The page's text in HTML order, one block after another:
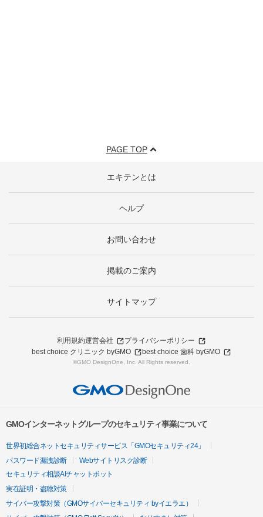
PAGE TOP
エキテンとは
ヘルプ
お問い合わせ
掲載のご案内
サイトマップ
利用規約運営会社
プライバシーポリシー
best choice クリニック byGMO
best choice 歯科 byGMO
©GMO DesignOne, Inc. All Rights reserved.
GMOインターネットグループのセキュリティ事業について
世界初総合ネットセキュリティサービス「GMOセキュリティ24」
パスワード漏洩診断
Webサイトリスク診断
セキュリティ相談AIチャットボット
実在証明・盗聴対策
サイバー攻撃対策（GMOサイバーセキュリティ byイエラエ）